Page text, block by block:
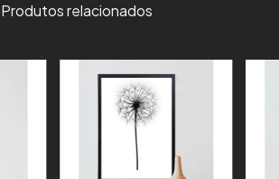
Produtos relacionados